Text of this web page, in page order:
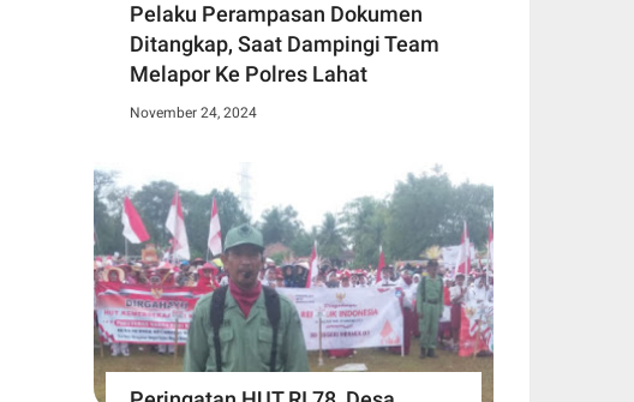
Pelaku Perampasan Dokumen
Ditangkap, Saat Dampingi Team
Melapor Ke Polres Lahat
November 24, 2024